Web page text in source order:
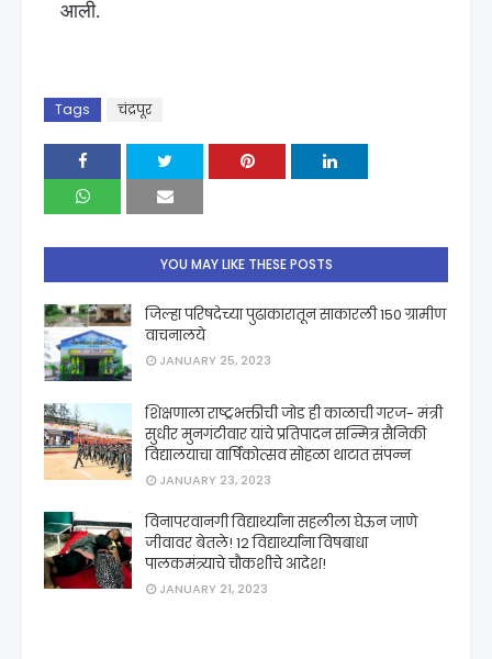
आली.
Tags चंद्रपूर
YOU MAY LIKE THESE POSTS
जिल्हा परिषदेच्या पुढाकारातून साकारली 150 ग्रामीण
वाचनालये
JANUARY 25, 2023
शिक्षणाला राष्ट्रभक्तीची जोड ही काळाची गरज- मंत्री
सुधीर मुनगंटीवार यांचे प्रतिपादन सन्मित्र सैनिकी
विद्यालयाचा वार्षिकोत्सव सोहळा थाटात संपन्न
JANUARY 23, 2023
विनापरवानगी विद्यार्थ्यांना सहलीला घेऊन जाणे
जीवावर बेतले! 12 विद्यार्थ्यांना विषबाधा
पालकमंत्र्याचे चौकशीचे आदेश!
JANUARY 21, 2023